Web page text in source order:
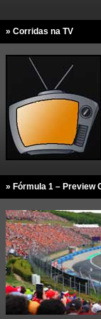
» Corridas na TV
» Fórmula 1 – Preview